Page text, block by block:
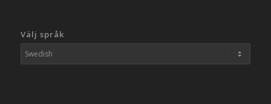
Välj språk